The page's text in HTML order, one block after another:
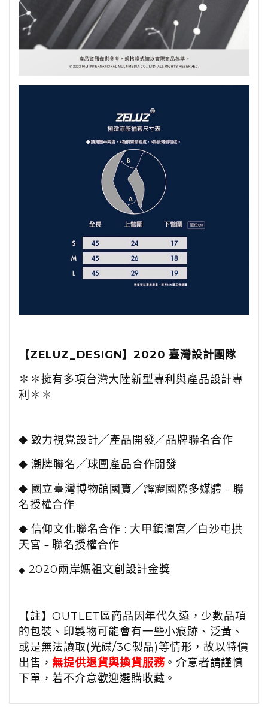
【ZELUZ_DESIGN】2020 臺灣設計團隊
✽✽擁有多項台灣大陸新型專利與產品設計專
利 ✽✽
◆ 致力視覺設計╱產品開發╱品牌聯名合作
◆ 潮牌聯名╱球團產品合作開發
◆ 國立臺灣博物館國寶╱霹靂國際多媒體﹣聯
名授權合作
◆ 信仰文化聯名合作 : 大甲鎮瀾宮╱白沙屯拱
天宮﹣聯名授權合作
◆ 2020兩岸媽祖文創設計金獎
【註】OUTLET區商品因年代久遠，少數品項
的包裝、印製物可能會有一些小痕跡、泛黃、
或是無法讀取(光碟/3C製品)等情形，故以特價
出售，無提供退貨與換貨服務。介意者請謹慎
下單，若不介意歡迎選購收藏。